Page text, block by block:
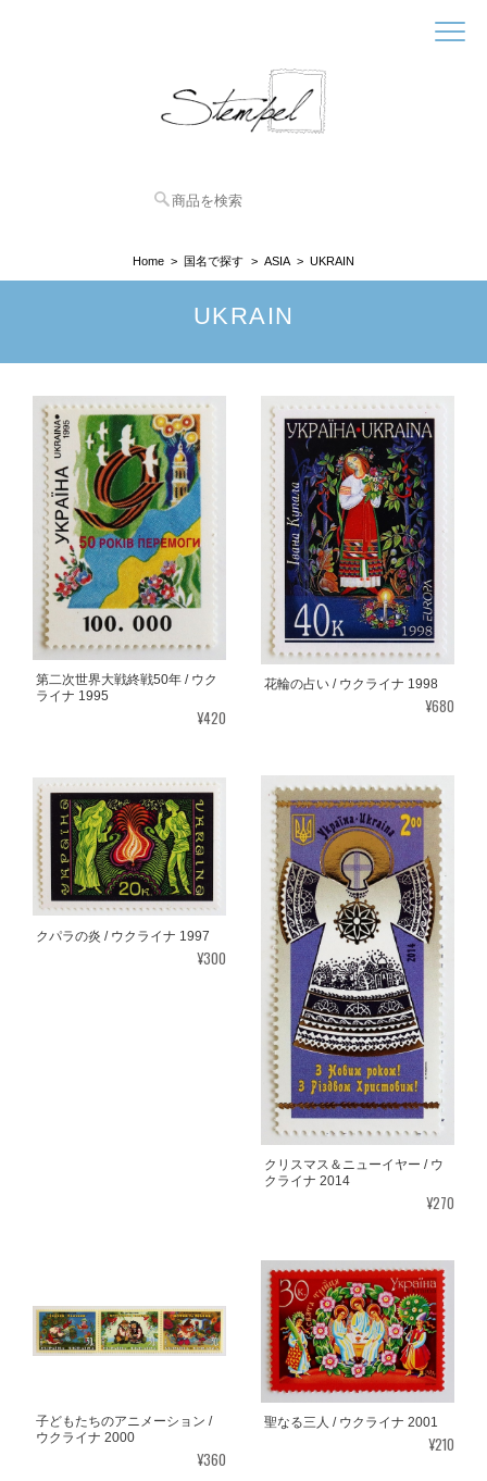
Home 国名で探す ASIA UKRAIN
UKRAIN
第二次世界大戦終戦50年 / ウク
ライナ 1995
¥420
花輪の占い / ウクライナ 1998
¥680
クパラの炎 / ウクライナ 1997
¥300
クリスマス＆ニューイヤー / ウ
クライナ 2014
¥270
子どもたちのアニメーション /
ウクライナ 2000
¥360
聖なる三人 / ウクライナ 2001
¥210